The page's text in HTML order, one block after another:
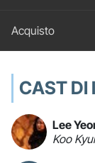
CAST DI
Lee
Koo